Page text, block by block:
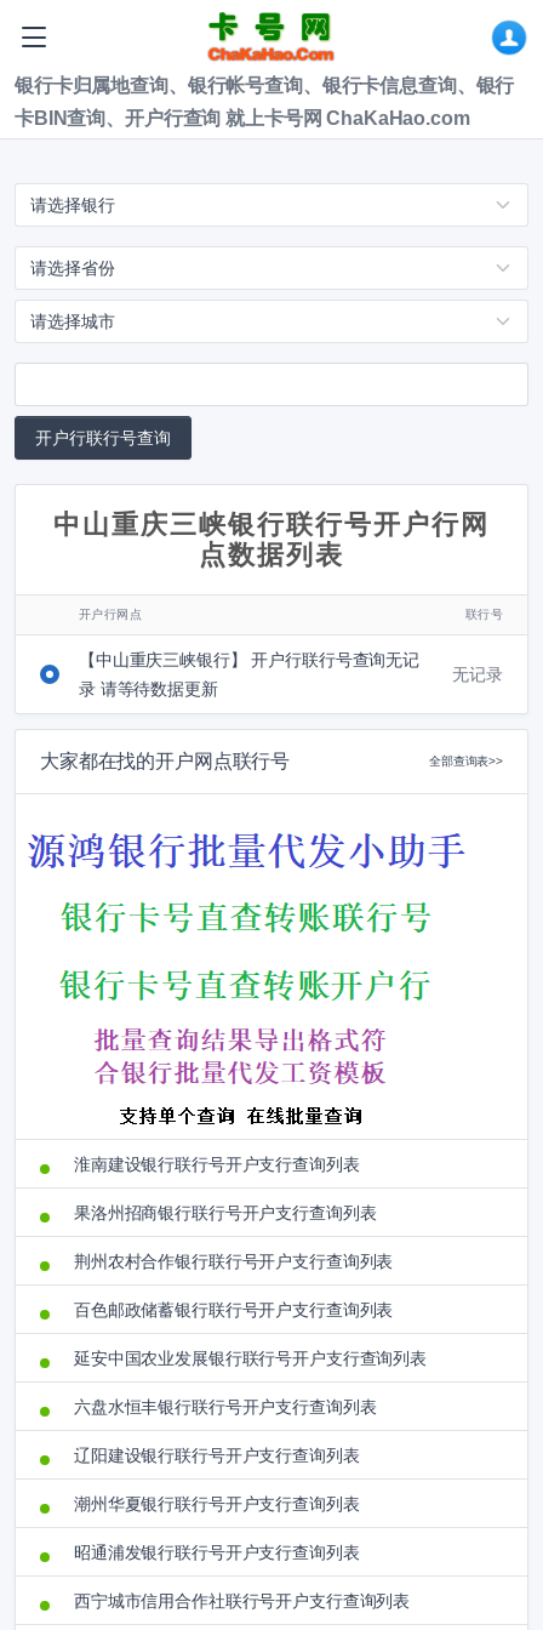
银行卡归属地查询、银行帐号查询、银行卡信息查询、银行
卡BIN查询、开户行查询 就上卡号网 ChaKaHao.com
中山重庆三峡银行联行号开户行网
点数据列表
开户行网点 联行号
【中山重庆三峡银行】 开户行联行号查询无记
录 请等待数据更新
无记录
大家都在找的开户网点联行号 全部查询表>>
淮南建设银行联行号开户支行查询列表
果洛州招商银行联行号开户支行查询列表
荆州农村合作银行联行号开户支行查询列表
百色邮政储蓄银行联行号开户支行查询列表
延安中国农业发展银行联行号开户支行查询列表
六盘水恒丰银行联行号开户支行查询列表
辽阳建设银行联行号开户支行查询列表
潮州华夏银行联行号开户支行查询列表
昭通浦发银行联行号开户支行查询列表
西宁城市信用合作社联行号开户支行查询列表